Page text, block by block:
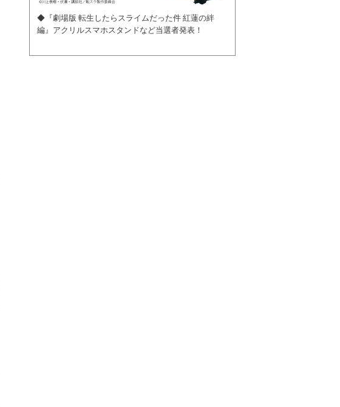
◆『劇場版 転生したらスライムだった件 紅蓮の絆
編』アクリルスマホスタンドなど当選者発表！